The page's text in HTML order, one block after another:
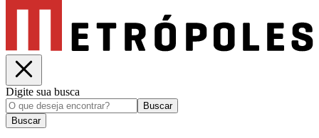
Digite sua busca
Buscar
Buscar